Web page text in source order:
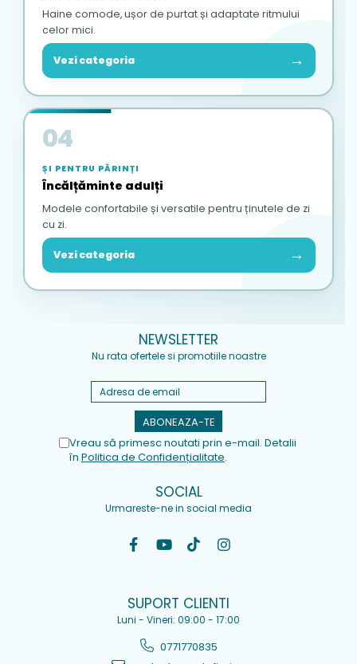
Haine comode, ușor de purtat și adaptate ritmului
celor mici.
Vezi categoria →
04
ȘI PENTRU PĂRINȚI
Încălțăminte adulți
Modele confortabile și versatile pentru ținutele de zi
cu zi.
Vezi categoria →
NEWSLETTER
Nu rata ofertele si promotiile noastre
Vreau să primesc noutati prin e-mail. Detalii
în Politica de Confidențialitate.
SOCIAL
Urmareste-ne in social media
SUPORT CLIENTI
Luni - Vineri: 09:00 - 17:00
0771770835